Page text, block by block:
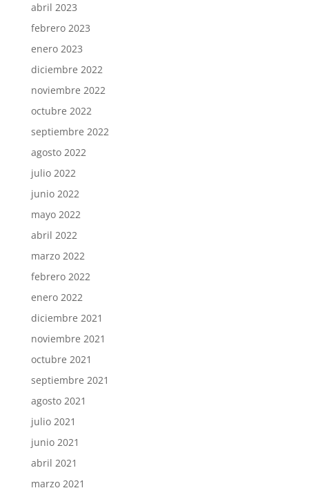
abril 2023
febrero 2023
enero 2023
diciembre 2022
noviembre 2022
octubre 2022
septiembre 2022
agosto 2022
julio 2022
junio 2022
mayo 2022
abril 2022
marzo 2022
febrero 2022
enero 2022
diciembre 2021
noviembre 2021
octubre 2021
septiembre 2021
agosto 2021
julio 2021
junio 2021
abril 2021
marzo 2021